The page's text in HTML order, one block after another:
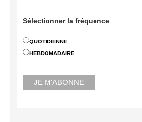
Sélectionner la fréquence
QUOTIDIENNE
HEBDOMADAIRE